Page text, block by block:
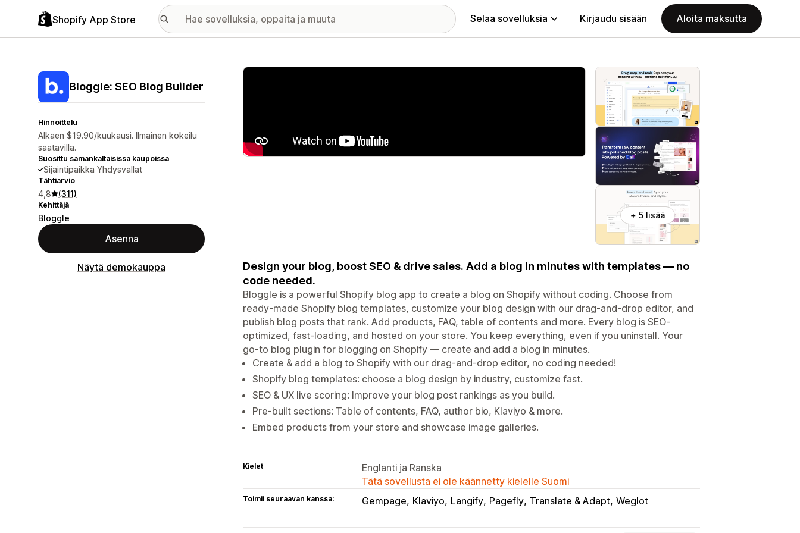
Shopify App Store Selaa sovelluksia Kirjaudu sisään Aloita maksutta
Bloggle: SEO Blog Builder
Hinnoittelu
Alkaen $19.90/kuukausi. Ilmainen kokeilu
saatavilla.
Suosittu samankaltaisissa kaupoissa
Sijaintipaikka Yhdysvallat
Tähtiarvio
4,8 (311)
Kehittäjä
Bloggle
Asenna
Näytä demokauppa
Esittelykuvagalleria
+ 5 lisää
Design your blog, boost SEO & drive sales. Add a blog in minutes with templates — no
code needed.
Bloggle is a powerful Shopify blog app to create a blog on Shopify without coding. Choose from
ready-made Shopify blog templates, customize your blog design with our drag-and-drop editor, and
publish blog posts that rank. Add products, FAQ, table of contents and more. Every blog is SEO-
optimized, fast-loading, and hosted on your store. You keep everything, even if you uninstall. Your
go-to blog plugin for blogging on Shopify — create and add a blog in minutes.
Create & add a blog to Shopify with our drag-and-drop editor, no coding needed!
Shopify blog templates: choose a blog design by industry, customize fast.
SEO & UX live scoring: Improve your blog post rankings as you build.
Pre-built sections: Table of contents, FAQ, author bio, Klaviyo & more.
Embed products from your store and showcase image galleries.
Kielet
Englanti ja Ranska
Tätä sovellusta ei ole käännetty kielelle Suomi
Toimii seuraavan kanssa: Gempage Klaviyo Langify Pagefly Translate & Adapt Weglot